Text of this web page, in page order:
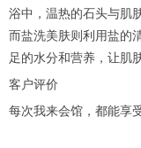
浴中，温热的石头与肌
而盐洗美肤则利用盐的
足的水分和营养，让肌
客户评价
每次我来会馆，都能享